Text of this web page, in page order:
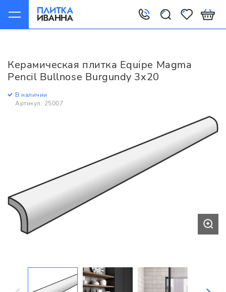
Керамическая плитка Equipe Magma
Pencil Bullnose Burgundy 3x20
В наличии
Артикул: 25007